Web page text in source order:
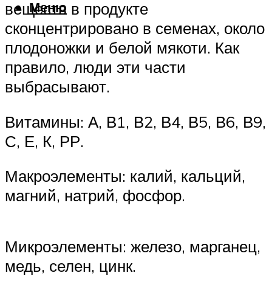
Меню
веществ в продукте
сконцентрировано в семенах, около
плодоножки и белой мякоти. Как
правило, люди эти части
выбрасывают.
Витамины: А, В1, В2, В4, В5, В6, В9,
С, Е, К, РР.
Макроэлементы: калий, кальций,
магний, натрий, фосфор.
Микроэлементы: железо, марганец,
медь, селен, цинк.